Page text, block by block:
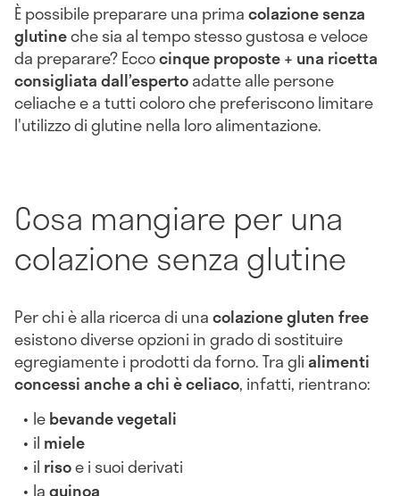
È possibile preparare una primacolazione senza
glutineche sia al tempo stesso gustosa e veloce
da preparare? Eccocinque proposte + una ricetta
consigliata dall’espertoadatte alle persone
celiache e a tutti coloro che preferiscono limitare
l'utilizzo di glutine nella loro alimentazione.
Cosa mangiare per una
colazione senza glutine
Per chi è alla ricerca di unacolazione gluten free
esistono diverse opzioni in grado di sostituire
egregiamente i prodotti da forno. Tra glialimenti
concessi anche a chi è celiaco, infatti, rientrano:
lebevande vegetali
il miele
il risoe i suoi derivati
laquinoa